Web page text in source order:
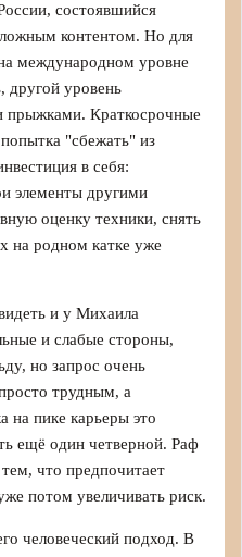
состоявшийся
контентом. Но для
международном уровне
другой уровень
прыжками. Краткосрочные
"сбежать" из
в себя:
элементы другими
оценку техники, снять
на родном катке уже
и у Михаила
и слабые стороны,
но запрос очень
трудным, а
на пике карьеры это
ещё один четверной. Раф
что предпочитает
потом увеличивать риск.
человеческий подход. В